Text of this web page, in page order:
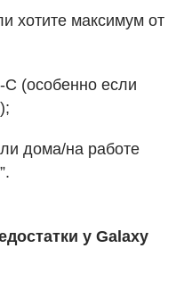
хотите максимум от
C (особенно если
дома/на работе
у Galaxy